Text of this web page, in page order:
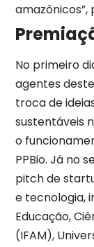
amazônicos”,
No primeiro
agentes
troca de
sustentáveis
o
PPBio. Já no
pitch de
e tecnologia,
Educação,
(IFAM),